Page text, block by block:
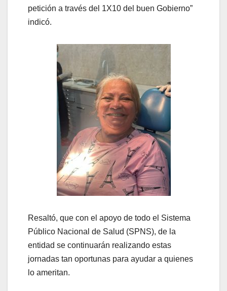
petición a través del 1X10 del buen Gobierno”
indicó.
Resaltó, que con el apoyo de todo el Sistema
Público Nacional de Salud (SPNS), de la
entidad se continuarán realizando estas
jornadas tan oportunas para ayudar a quienes
lo ameritan.